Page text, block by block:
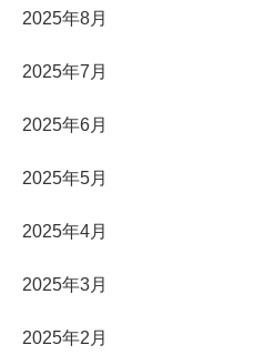
2025年8月
2025年7月
2025年6月
2025年5月
2025年4月
2025年3月
2025年2月